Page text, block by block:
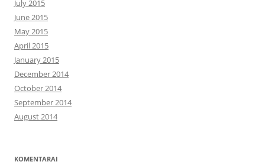
July 2015
June 2015
May 2015
April 2015
January 2015
December 2014
October 2014
September 2014
August 2014
KOMENTARAI